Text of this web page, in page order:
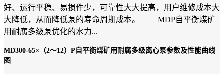
好、运行平稳、易损件少，可靠性大大提高，用户维修成本大
大降低，从而降低泵的寿命周期成本。 MDP自平衡煤矿
用耐腐多级泵优化的水力...
MD300-65×（2～12）P自平衡煤矿用耐腐多级离心泵参数及性能曲线
图